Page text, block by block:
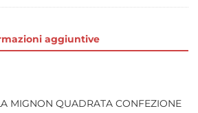
aggiuntive
MIGNON QUADRATA CONFEZIONE